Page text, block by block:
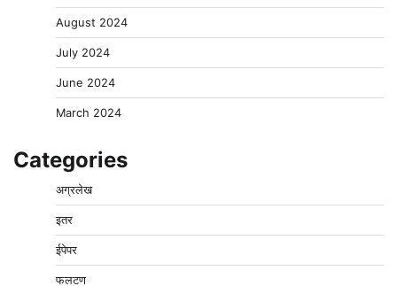
August 2024
July 2024
June 2024
March 2024
Categories
अग्रलेख
इतर
ईपेपर
फलटण